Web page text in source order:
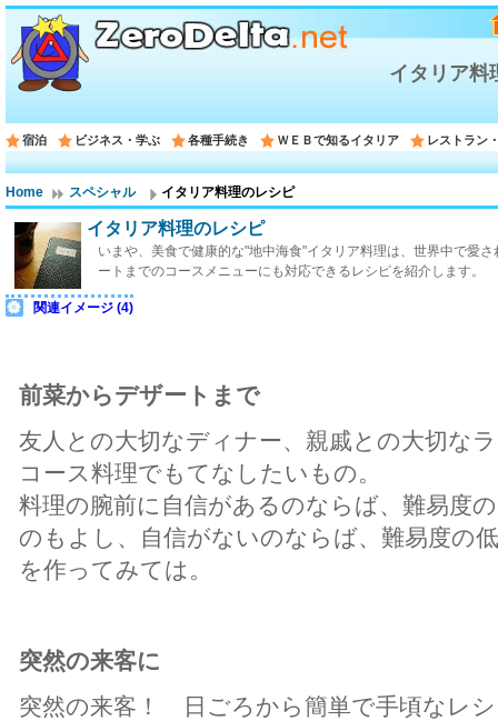
イタリア料
宿泊 ビジネス・学ぶ 各種手続き ＷＥＢで知るイタリア レストラン
Home スペシャル イタリア料理のレシピ
イタリア料理のレシピ
いまや、美食で健康的な"地中海食"イタリア料理は、世界中で愛
ートまでのコースメニューにも対応できるレシピを紹介します。
関連イメージ (4)
前菜からデザートまで
友人との大切なディナー、親戚との大切な
コース料理でもてなしたいもの。
料理の腕前に自信があるのならば、難易度
のもよし、自信がないのならば、難易度の
を作ってみては。
突然の来客に
突然の来客！ 日ごろから簡単で手頃なレ